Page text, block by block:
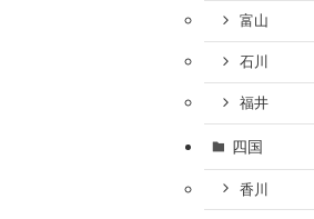
富山
石川
福井
四国
香川